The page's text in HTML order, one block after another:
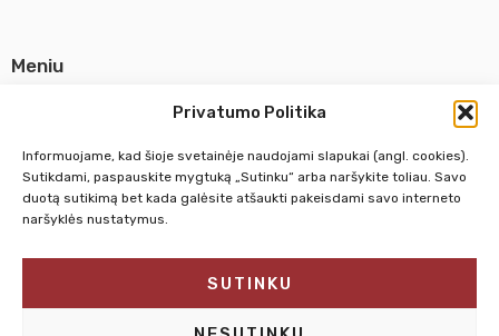
Privatumo Politika
Informuojame, kad šioje svetainėje naudojami slapukai (angl. cookies).
Sutikdami, paspauskite mygtuką „Sutinku“ arba naršykite toliau. Savo
duotą sutikimą bet kada galėsite atšaukti pakeisdami savo interneto
naršyklės nustatymus.
SUTINKU
Meniu
Susisiekti su mumis